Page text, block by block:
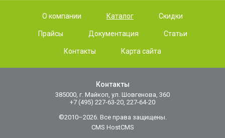
О компании Каталог Скидки
Прайсы Документация Статьи
Контакты Карта сайта
Контакты
385000, г. Майкоп, ул. Шовгенова, 360
+7 (495) 227-63-20, 227-64-20
©2010–2026. Все права защищены.
CMS HostCMS